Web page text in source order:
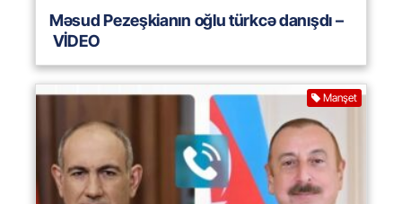
Məsud Pezeşkianın oğlu türkcə danışdı –
VİDEO
Manşet